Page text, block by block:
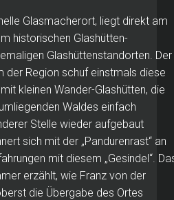
Glasmacherort, liegt direkt am
historischen Glashütten-
Glashüttenstandorten. Der
der Region schuf einstmals diese
kleinen Wander-Glashütten, die
Waldes einfach
Stelle wieder aufgebaut
sich mit der „Pandurenrast“ an
mit diesem „Gesindel“.
erzählt, wie Franz von der
die Übergabe des Ortes